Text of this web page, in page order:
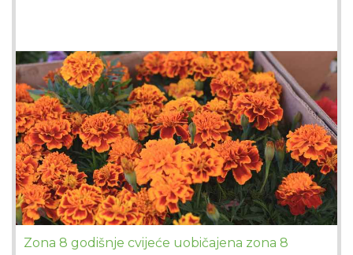
Zona 8 godišnje cvijeće uobičajena zona 8